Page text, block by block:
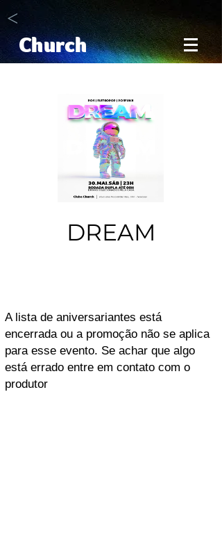
<
Church
DREAM
A lista de aniversariantes está
encerrada ou a promoção não se aplica
para esse evento. Se achar que algo
está errado entre em contato com o
produtor